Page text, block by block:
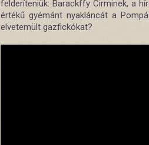
felderíteniük: Barackffy Cirminek, a
értékű gyémánt nyakláncát a
elvetemült gazfickókat?